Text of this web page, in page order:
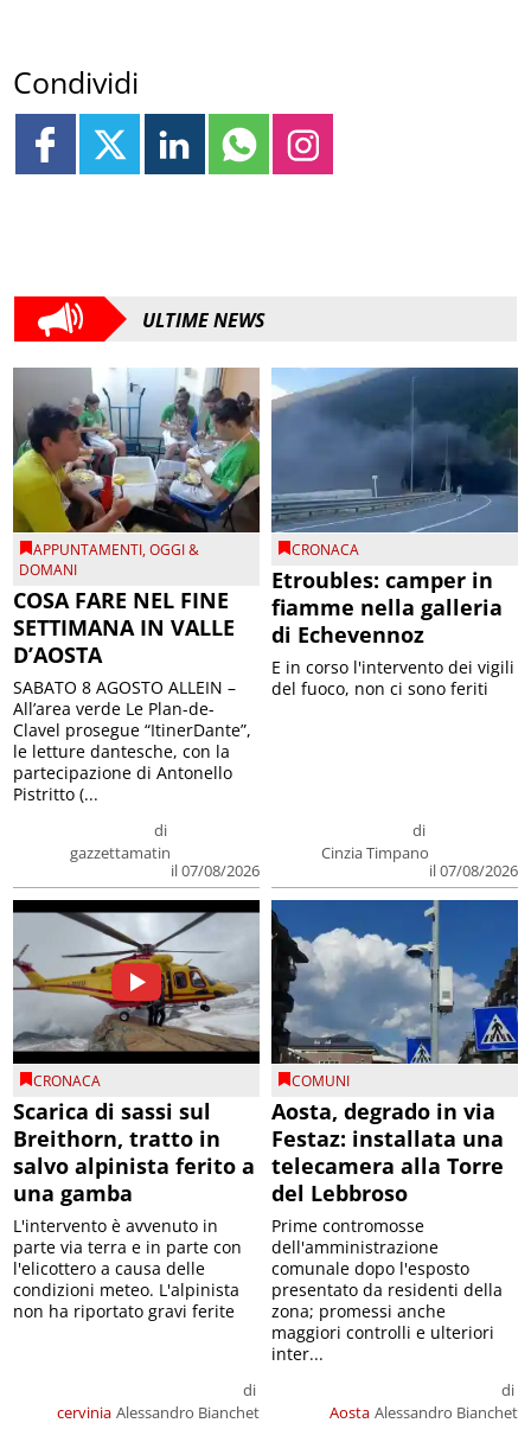
Condividi
ULTIME NEWS
APPUNTAMENTI,OGGI &
DOMANI
COSA FARE NEL FINE
SETTIMANA IN VALLE
D’AOSTA
di
gazzettamatin
il 07/08/2026
SABATO 8 AGOSTO ALLEIN –
All’area verde Le Plan-de-
Clavel prosegue “ItinerDante”,
le letture dantesche, con la
partecipazione di Antonello
Pistritto (...
CRONACA
Etroubles: camper in
fiamme nella galleria
di Echevennoz
di
Cinzia Timpano
il 07/08/2026
E in corso l'intervento dei vigili
del fuoco, non ci sono feriti
CRONACA
Scarica di sassi sul
Breithorn, tratto in
salvo alpinista ferito a
una gamba
cervinia
di
Alessandro Bianchet
L'intervento è avvenuto in
parte via terra e in parte con
l'elicottero a causa delle
condizioni meteo. L'alpinista
non ha riportato gravi ferite
COMUNI
Aosta, degrado in via
Festaz: installata una
telecamera alla Torre
del Lebbroso
Aosta
di
Alessandro Bianchet
Prime contromosse
dell'amministrazione
comunale dopo l'esposto
presentato da residenti della
zona; promessi anche
maggiori controlli e ulteriori
inter...